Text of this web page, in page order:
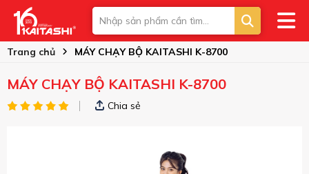
Trang chủ MÁY CHẠY BỘ KAITASHI K-8700
MÁY CHẠY BỘ KAITASHI K-8700
Chia sẻ